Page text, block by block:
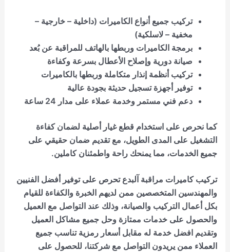
تركيب جميع أنواع الكاميرات (داخلية – خارجية –
مخفية – لاسلكية)
برمجة الكاميرات وربطها بالهاتف للمراقبة عن بُعد
صيانة دورية وإصلاح الأعطال بسرعة وكفاءة
تركيب أنظمة إنذار متكاملة وربطها بالكاميرات
توفير أجهزة تسجيل حديثة بجودة عالية
دعم فني مستمر وخدمة عملاء على مدار 24 ساعة
كما نحرص على استخدام قطع غيار أصلية لضمان كفاءة
التشغيل على المدى الطويل، مع تقديم ضمان حقيقي على
جميع الخدمات، مما يمنحك راحة واطمئنان كاملين.
تركيب كاميرات مراقبة آلبدع تحرص على توفير أفضل الفنيين
والمهندسين المتخصصين ممن لديهم الخبرة والكفاءة للقيام
بكل أعمال التركيب والصيانة، وذلك عند التواصل مع العميل
والحصول على خدمات ممتازة وحل جميع مشاكل العميل
وتقديم افضل خدمة له مقابل أسعار رمزية تناسب جميع
العملاء ممن يريدون التواصل مع شركتنا، للحصول على